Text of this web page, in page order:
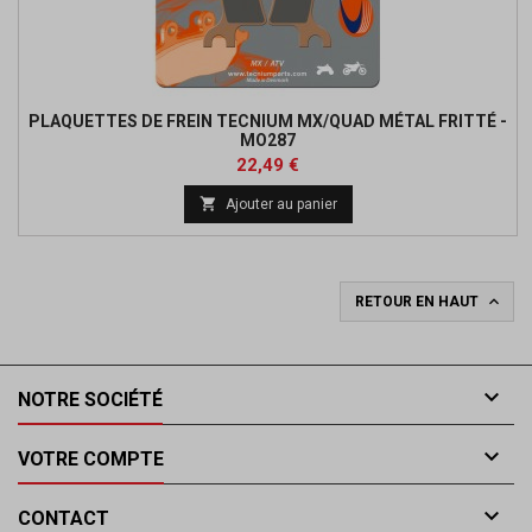
PLAQUETTES DE FREIN TECNIUM MX/QUAD MÉTAL FRITTÉ -
MO287
Prix
22,49 €
base
 Ajouter au panier
RETOUR EN HAUT 
NOTRE SOCIÉTÉ 
VOTRE COMPTE 
CONTACT 